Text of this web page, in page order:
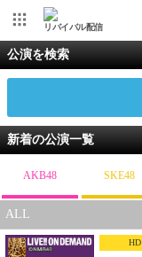
リバイバル配信
公演を検索
新着の公演一覧
AKB48 SKE48
ALL
HD